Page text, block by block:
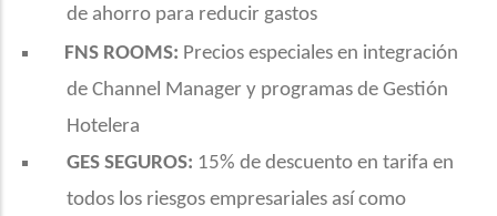
de ahorro para reducir gastos
FNS ROOMS: Precios especiales en integración
de Channel Manager y programas de Gestión
Hotelera
GES SEGUROS: 15% de descuento en tarifa en
todos los riesgos empresariales así como